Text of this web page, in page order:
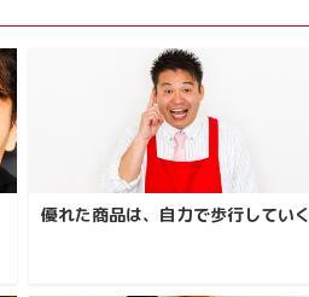
優れた商品は、自力で歩行していく